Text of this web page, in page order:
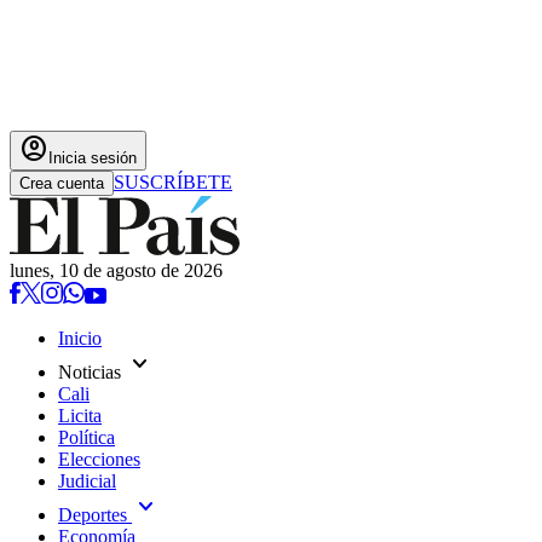
account_circle Inicia sesión
Crea cuenta SUSCRÍBETE
lunes, 10 de agosto de 2026
Inicio
Noticias expand_more
Cali
Licita
Política
Elecciones
Judicial
Deportes expand_more
Economía